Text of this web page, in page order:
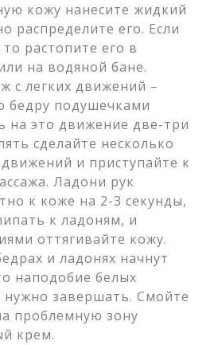
кожу нанесите жидкий
распределите его. Если
растопите его в
на водяной бане.
с легких движений –
бедру подушечками
на это движение две-три
сделайте несколько
и приступайте к
Ладони рук
к коже на 2-3 секунды,
к ладоням, и
оттягивайте кожу.
и ладонях начнут
наподобие белых
завершать. Смойте
проблемную зону
крем.